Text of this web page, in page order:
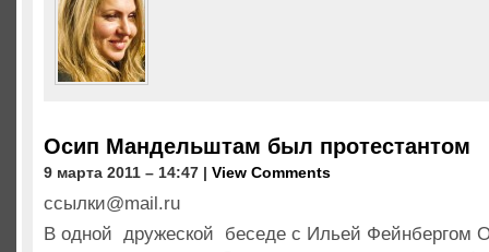
Осип Мандельштам был протестантом
9 марта 2011 – 14:47 | View Comments
ссылки@mail.ru
В одной дружеской беседе с Ильей Фейнбергом